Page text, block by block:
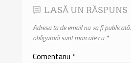
LASĂ UN RĂSPUNS
Adresa ta de email nu va fi publicată.
obligatorii sunt marcate cu*
Comentariu *